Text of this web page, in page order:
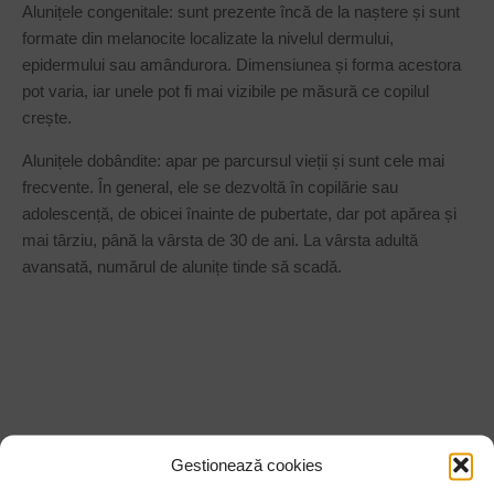
Gestionează cookies
Alunițele congenitale: sunt prezente încă de la naștere și sunt
formate din melanocite localizate la nivelul dermului,
epidermului sau amândurora. Dimensiunea și forma acestora
pot varia, iar unele pot fi mai vizibile pe măsură ce copilul
crește.
Alunițele dobândite: apar pe parcursul vieții și sunt cele mai
frecvente. În general, ele se dezvoltă în copilărie sau
adolescență, de obicei înainte de pubertate, dar pot apărea și
mai târziu, până la vârsta de 30 de ani. La vârsta adultă
avansată, numărul de alunițe tinde să scadă.